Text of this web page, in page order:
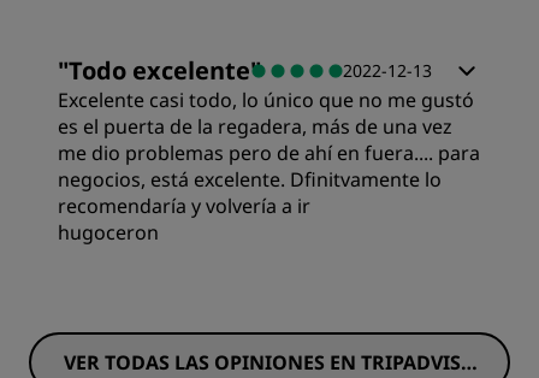
Limpieza
Servicio
Calidad/precio
Calidad del sueño
"Todo excelente" 2022-12-13
Excelente casi todo, lo único que no me gustó
es el puerta de la regadera, más de una vez
me dio problemas pero de ahí en fuera.... para
negocios, está excelente. Dfinitvamente lo
recomendaría y volvería a ir
hugoceron
Calidad/precio
VER TODAS LAS OPINIONES EN TRIPADVISO